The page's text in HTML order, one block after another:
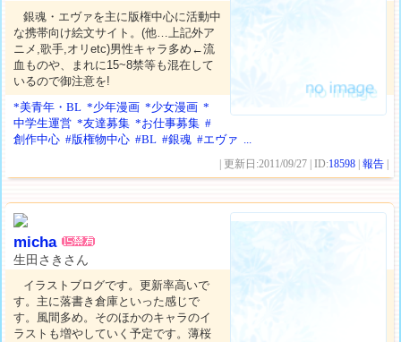
銀魂・エヴァを主に版権中心に活動中
な携帯向け絵文サイト。(他…上記外ア
ニメ,歌手,オリetc)男性キャラ多め←流
血ものや、まれに15~8禁等も混在して
いるので御注意を!
*美青年・BL *少年漫画 *少女漫画 *
中学生運営 *友達募集 *お仕事募集 #
創作中心 #版権物中心 #BL #銀魂 #エヴァ ...
| 更新日:2011/09/27 | ID:18598 |報告
micha
生田さきさん
イラストブログです。更新率高いで
す。主に落書き倉庫といった感じで
す。風間多め。そのほかのキャラのイ
ラストも増やしていく予定です。薄桜